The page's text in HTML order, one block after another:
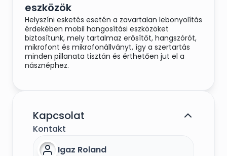
eszközök
Helyszíni esketés esetén a zavartalan lebonyolítás
érdekében mobil hangosítási eszközöket
biztosítunk, mely tartalmaz erősítőt, hangszórót,
mikrofont és mikrofonállványt, így a szertartás
minden pillanata tisztán és érthetően jut el a
násznéphez.
Kapcsolat
Kontakt
Igaz Roland